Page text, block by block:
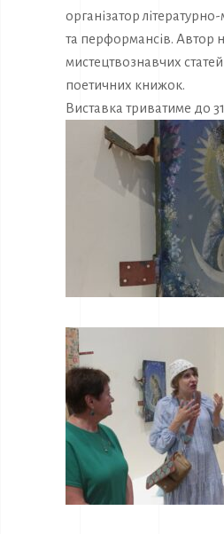
організатор
та перформансів. Автор
мистецтвознавчих
поетичних книжок.
Виставка триватиме до